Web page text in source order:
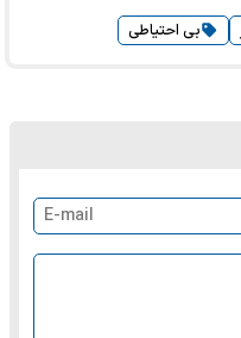
بی احتیاطی